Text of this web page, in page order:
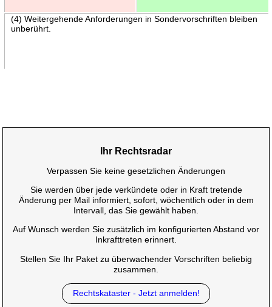
(4) Weitergehende Anforderungen in Sondervorschriften bleiben
unberührt.
Ihr Rechtsradar
Verpassen Sie keine gesetzlichen Änderungen
Sie werden über jede verkündete oder in Kraft tretende
Änderung per Mail informiert, sofort, wöchentlich oder in dem
Intervall, das Sie gewählt haben.
Auf Wunsch werden Sie zusätzlich im konfigurierten Abstand vor
Inkrafttreten erinnert.
Stellen Sie Ihr Paket zu überwachender Vorschriften beliebig
zusammen.
Rechtskataster - Jetzt anmelden!